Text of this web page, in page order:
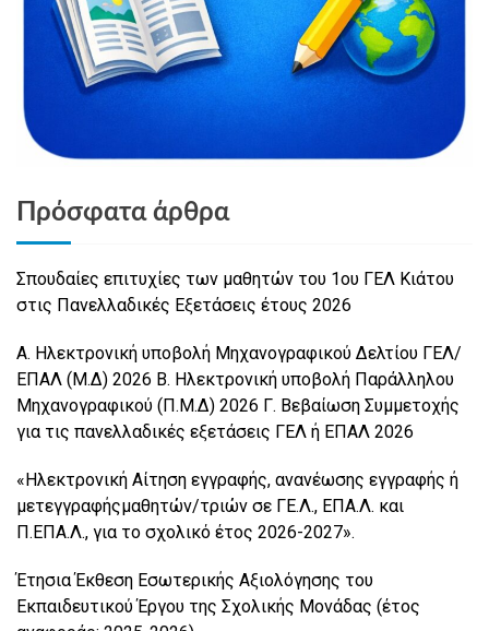
Πρόσφατα άρθρα
Σπουδαίες επιτυχίες των μαθητών του 1ου ΓΕΛ Κιάτου
στις Πανελλαδικές Εξετάσεις έτους 2026
Α. Ηλεκτρονική υποβολή Μηχανογραφικού Δελτίου ΓΕΛ/
ΕΠΑΛ (Μ.Δ) 2026 Β. Ηλεκτρονική υποβολή Παράλληλου
Μηχανογραφικού (Π.Μ.Δ) 2026 Γ. Βεβαίωση Συμμετοχής
για τις πανελλαδικές εξετάσεις ΓΕΛ ή ΕΠΑΛ 2026
«Ηλεκτρονική Αίτηση εγγραφής, ανανέωσης εγγραφής ή
μετεγγραφήςμαθητών/τριών σε ΓΕ.Λ., ΕΠΑ.Λ. και
Π.ΕΠΑ.Λ., για το σχολικό έτος 2026-2027».
Έτησια Έκθεση Εσωτερικής Αξιολόγησης του
Εκπαιδευτικού Έργου της Σχολικής Μονάδας (έτος